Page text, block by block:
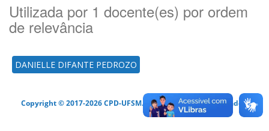
Utilizada por 1 docente(es) por ordem
de relevância
DANIELLE DIFANTE PEDROZO
Copyright © 2017-2026 CPD-UFSM. Todos os direitos reservados.